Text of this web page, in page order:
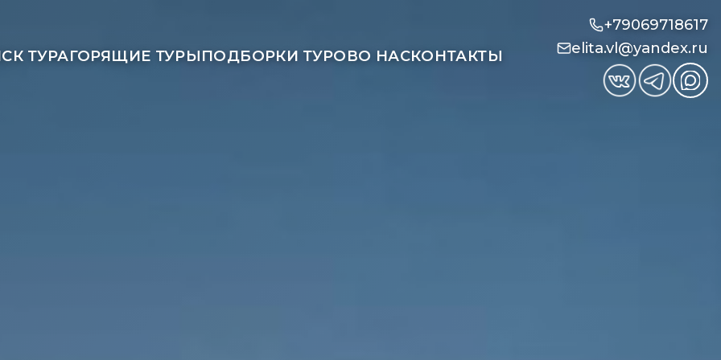
ТУРАГОРЯЩИЕ ТУРЫПОДБОРКИ ТУРОВО НАСКОНТАКТЫ
+79069718617
elita.vl@yandex.ru